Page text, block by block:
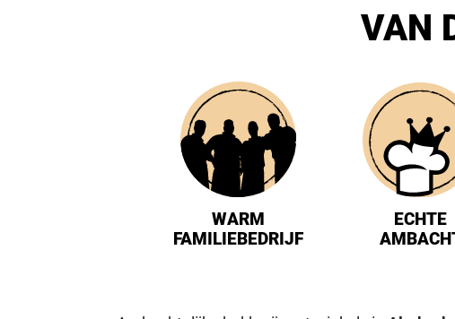
VAN
WARM
FAMILIEBEDRIJF
ECHTE